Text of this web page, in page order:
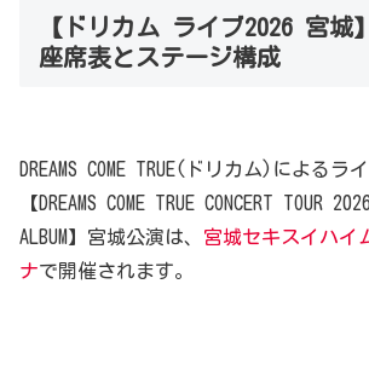
【ドリカム ライブ2026 宮城】
座席表とステージ構成
DREAMS COME TRUE(ドリカム)によるラ
【DREAMS COME TRUE CONCERT TOUR
ALBUM】宮城公演は、 宮城セキスイハイ
ナで開催されます。